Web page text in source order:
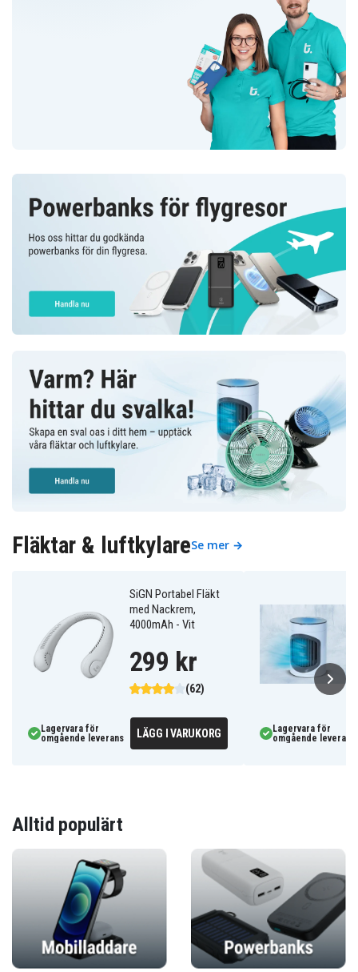
Fläktar & luftkylareSe mer →
SiGN Portabel Fläkt
med Nackrem,
4000mAh - Vit
(62)
299 kr
Lagervara för
omgående leverans
LÄGG I VARUKORG
Lagervara för
omgående leverans
Alltid populärt